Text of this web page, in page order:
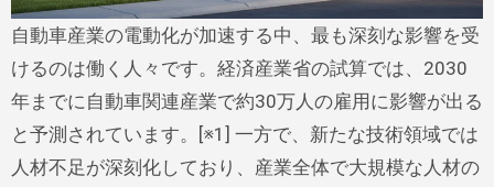
自動車産業の電動化が加速する中、最も深刻な影響を受
けるのは働く人々です。経済産業省の試算では、2030
年までに自動車関連産業で約30万人の雇用に影響が出る
と予測されています。[※1] 一方で、新たな技術領域では
人材不足が深刻化しており、産業全体で大規模な人材の